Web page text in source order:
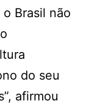
Brasil não
do seu
afirmou